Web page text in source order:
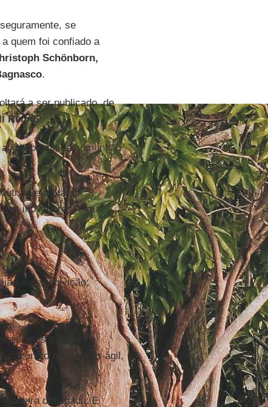
se
a quem foi confiado a
Schönborn,
.
a ser publicado, de
Regno.
problema da comunhão
e a prática
inovadores, e que
sem absolvição;
pelos tribunais
canônico novo, mais ágil,
maneira detalhada. E